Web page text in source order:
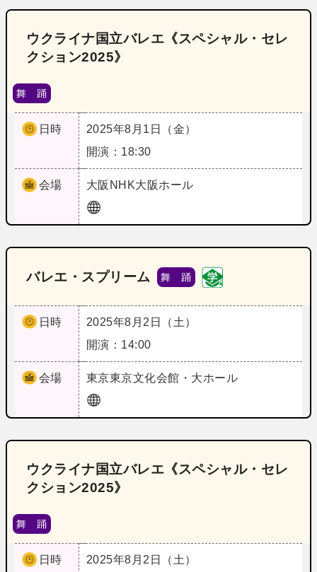
ウクライナ国立バレエ《スペシャル・セレ
クション2025》
舞 踊
日時
2025年8月1日（金）
開演：18:30
会場 大阪 NHK大阪ホール
バレエ・スプリーム 舞 踊
日時
2025年8月2日（土）
開演：14:00
会場 東京東京文化会館・大ホール
ウクライナ国立バレエ《スペシャル・セレ
クション2025》
舞 踊
日時
2025年8月2日（土）